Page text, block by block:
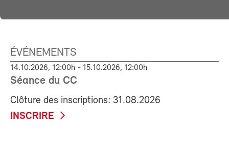
ÉVÉNEMENTS
14.10.2026, 12:00h - 15.10.2026, 12:00h
Séance du CC
Clôture des inscriptions: 31.08.2026
INSCRIRE